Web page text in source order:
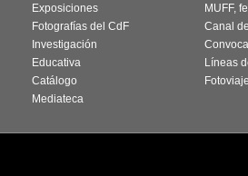
Exposiciones
Fotografías del CdF
Investigación
Educativa
Catálogo
Mediateca
MUFF,
Canal
Líneas